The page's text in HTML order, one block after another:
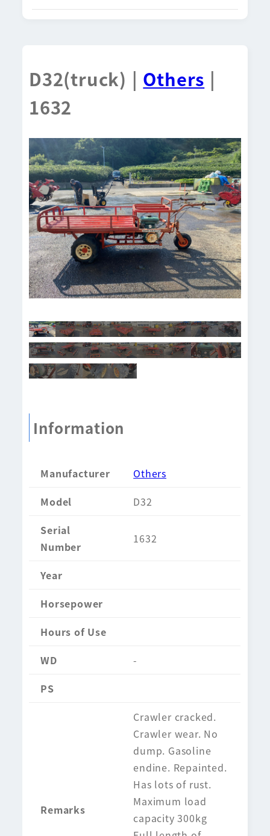
D32(truck) | Others |
1632
Information
Manufacturer
Others
Model
D32
Serial
Number
1632
Year
Horsepower
Hours of Use
WD
-
PS
Remarks
Crawler cracked.
Crawler wear. No
dump. Gasoline
endine. Repainted.
Has lots of rust.
Maximum load
capacity 300kg